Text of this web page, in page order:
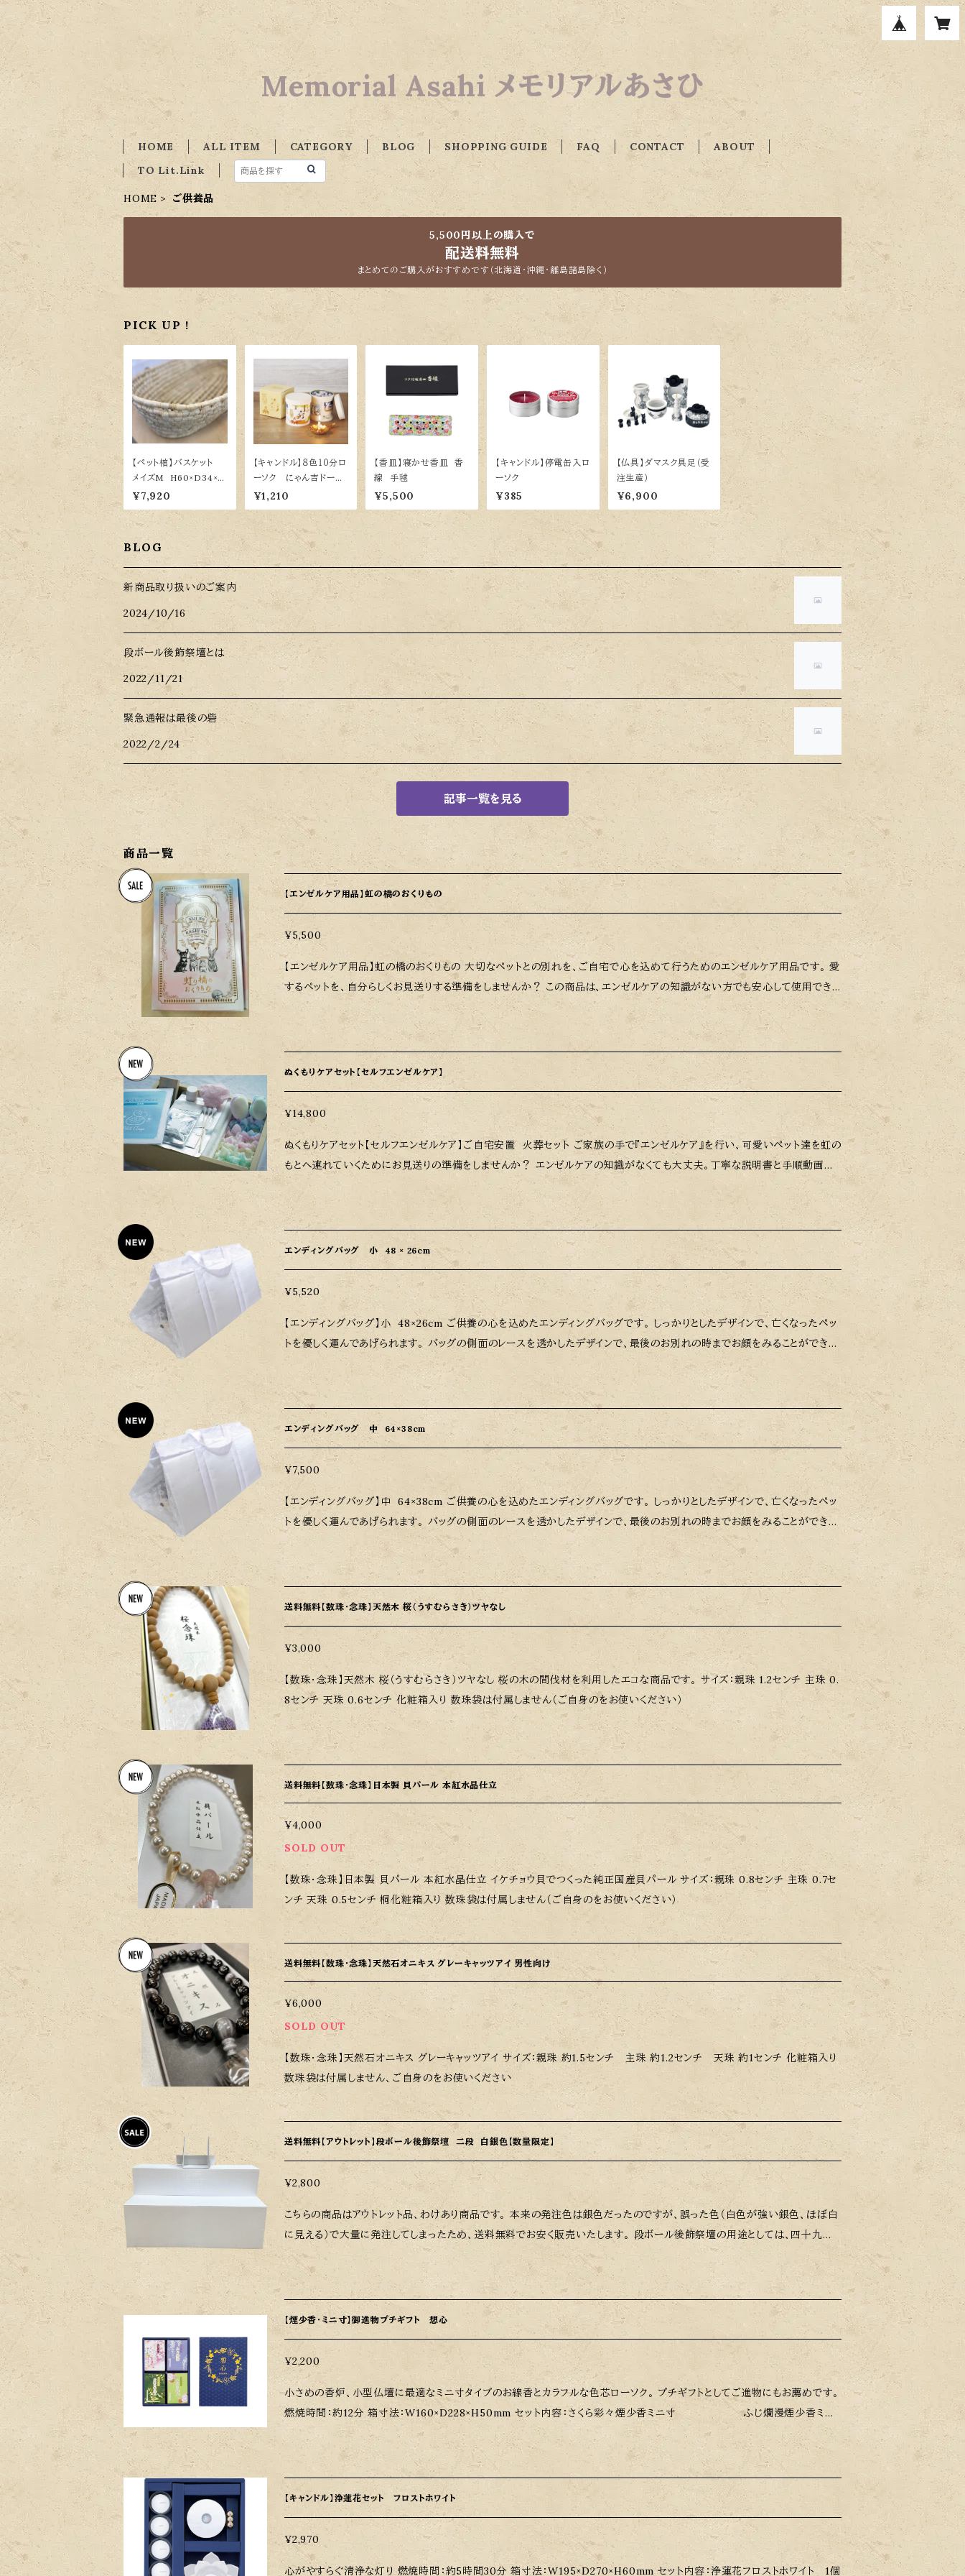
Memorial Asahi メモリアルあさひ
HOME ALL ITEM CATEGORY BLOG SHOPPING GUIDE FAQ CONTACT
ABOUT
TO Lit.Link
HOME ご供養品
5,500円以上の購入で
配送料無料
まとめてのご購入がおすすめです（北海道・沖縄・離島諸島除く）
PICK UP !
【ペット棺】バスケット
メイズM H60×D34×H
16 専用布団付
¥7,920
【キャンドル】８色１０分ロ
ーソク にゃん吉ドーナ
ツ缶入
¥1,210
【香皿】寝かせ香皿 香
線 手毬
¥5,500
【キャンドル】停電缶入ロ
ーソク
¥385
【仏具】ダマスク具足（受
注生産）
¥6,900
BLOG
新商品取り扱いのご案内
2024/10/16
段ボール後飾祭壇とは
2022/11/21
緊急通報は最後の砦
2022/2/24
記事一覧を見る
商品一覧
【エンゼルケア用品】虹の橋のおくりもの
¥5,500
【エンゼルケア用品】虹の橋のおくりもの 大切なペットとの別れを、ご自宅で心を込めて行うためのエンゼルケア用品です。 愛
するペットを、自分らしくお見送りする準備をしませんか？ この商品は、エンゼルケアの知識がない方でも安心して使用できる
よう、分かりやすい説明書と手順動画が付いています。ご自宅で大切なペットのエンゼルケアを行い、心穏やかに虹の橋へと
見送ることができます。この特別な時間を大切にするためのアイテムです。 商品サイズ：H21cm×W15cm×D4cm ご注意：お
傷等が酷い場合にはご使用にならないでください。また、数量に限りがございますので、早めのご購入をおすすめいたしま
す。
ぬくもりケアセット【セルフエンゼルケア】
¥14,800
ぬくもりケアセット【セルフエンゼルケア】ご自宅安置 火葬セット ご家族の手で『エンゼルケア』を行い、可愛いペット達を虹の
もとへ連れていくためにお見送りの準備をしませんか？ エンゼルケアの知識がなくても大丈夫。丁寧な説明書と手順動画付
です（お傷等が酷い場合にはご使用にならないでください）。
エンディングバッグ 小 48 × 26cm
¥5,520
【エンディングバッグ】小 48×26cm ご供養の心を込めたエンディングバッグです。 しっかりとしたデザインで、亡くなったペッ
トを優しく運んであげられます。 バッグの側面のレースを透かしたデザインで、最後のお別れの時までお顔をみることができま
す。 そのまま火葬することができるエレガントな火葬用バッグです（火葬炉や葬儀社によりそのまま火葬することができない場
合がございます。その際はご容赦ください）。 広げたサイズ：W123cm × H88cm センターマットサイズ：W48cm × H26cm 組
上サイズ：W48cm × H28cm × D26cm 素材：高品質のポリエステル使用 ※サイズ選定の目安はご遺体のサイズがおおむね
センターマットのサイズに近いかどうかが基準になります。 ご注意： バッグは水分や重いものによるへこみやたわみが生じる
可能性がありますので、適切な取り扱いをお願いいたします。また、数量に限りがございますので、早めのご購入をおすすめ
いたします。
エンディングバッグ 中 64×38cm
¥7,500
【エンディングバッグ】中 64×38cm ご供養の心を込めたエンディングバッグです。 しっかりとしたデザインで、亡くなったペッ
トを優しく運んであげられます。 バッグの側面のレースを透かしたデザインで、最後のお別れの時までお顔をみることができま
す。 そのまま火葬することができるエレガントな火葬用バッグです（火葬炉や葬儀社によりそのまま火葬することができない場
合がございます。その際はご容赦ください）。 広げたサイズ：W160cm × H117cm センターマットサイズ：W64cm × H38cm
組上サイズ：W64cm × H32cm × D38cm 素材：高品質のポリエステル使用 ※サイズ選定の目安はご遺体のサイズがおおむ
ねセンターマットのサイズに近いかどうかが基準になります。 ご注意： バッグは水分や重いものによるへこみやたわみが生じ
る可能性がありますので、適切な取り扱いをお願いいたします。また、数量に限りがございますので、早めのご購入をおすすめ
いたします。
送料無料【数珠・念珠】天然木 桜（うすむらさき）ツヤなし
¥3,000
【数珠・念珠】天然木 桜（うすむらさき）ツヤなし 桜の木の間伐材を利用したエコな商品です。 サイズ：親珠 1.2センチ 主珠 0.
8センチ 天珠 0.6センチ 化粧箱入り 数珠袋は付属しません（ご自身のをお使いください）
送料無料【数珠・念珠】日本製 貝パール 本紅水晶仕立
¥4,000
SOLD OUT
【数珠・念珠】日本製 貝パール 本紅水晶仕立 イケチョウ貝でつくった純正国産貝パール サイズ：親珠 0.8センチ 主珠 0.7セ
ンチ 天珠 0.5センチ 桐化粧箱入り 数珠袋は付属しません（ご自身のをお使いください）
送料無料【数珠・念珠】天然石オニキス グレーキャッツアイ 男性向け
¥6,000
SOLD OUT
【数珠・念珠】天然石オニキス グレーキャッツアイ サイズ：親珠 約1.5センチ 主珠 約1.2センチ 天珠 約1センチ 化粧箱入り
数珠袋は付属しません、ご自身のをお使いください
送料無料【アウトレット】段ボール後飾祭壇 二段 白銀色【数量限定】
¥2,800
こちらの商品はアウトレット品、わけあり商品です。 本来の発注色は銀色だったのですが、誤った色（白色が強い銀色、ほぼ白
に見える）で大量に発注してしまったため、送料無料でお安く販売いたします。 段ボール後飾祭壇の用途としては、四十九日
までの後飾祭壇としてや、新盆やお盆等、ペットちゃんの祭壇などご供養品として。 また趣味のものを飾っていただくことも可
能です。 段ボールで作られてますので資源ごみとして捨てることもできます。 ご注意： 段ボールの表面は難燃性になっており
ますが、不燃ではございませんので予めご了承ください。 また水分や重いものはへこみやたわみが生じることがございます。
長期間のご使用はお控えください。 また業者様にも販売しておりますので、早期に限定数に達する可能性があります。 その際
はご容赦願います。 サイズ： W810×D470×H445mm
【煙少香・ミニ寸】御進物プチギフト 想心
¥2,200
小さめの香炉、小型仏壇に最適なミニ寸タイプのお線香とカラフルな色芯ローソク。 プチギフトとしてご進物にもお薦めです。
燃焼時間：約12分 箱寸法：W160×D228×H50mm セット内容：さくら彩々煙少香ミニ寸 ふじ爛漫煙少香ミニ寸
お茶の香悠々煙少香ミニ寸 御ローソクあかり揺々 各１個
【キャンドル】浄蓮花セット フロストホワイト
¥2,970
心がやすらぐ清浄な灯り 燃焼時間：約5時間30分 箱寸法：W195×D270×H60mm セット内容：浄蓮花フロストホワイト 1個